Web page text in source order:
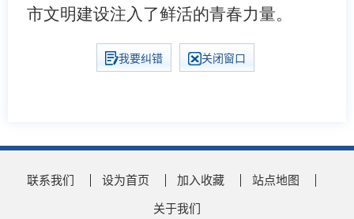
市文明建设注入了鲜活的青春力量。
我要纠错 关闭窗口
联系我们 设为首页 加入收藏
站点地图
关于我们